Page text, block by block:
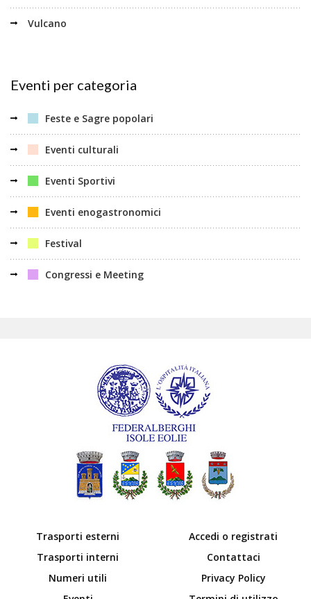
Vulcano
Eventi per categoria
Feste e Sagre popolari
Eventi culturali
Eventi Sportivi
Eventi enogastronomici
Festival
Congressi e Meeting
Trasporti esterni
Trasporti interni
Numeri utili
Accedi o registrati
Contattaci
Privacy Policy